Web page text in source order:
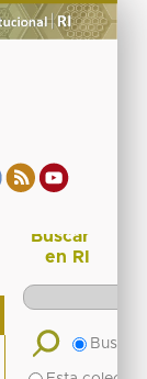
Buscar
en RI
Buscar